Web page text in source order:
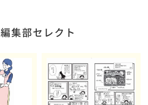
編集部セレクト